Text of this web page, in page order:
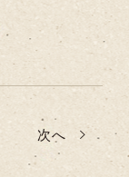
次へ